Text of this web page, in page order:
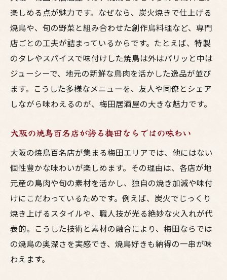
楽しめる点が魅力です。なぜなら、炭火焼きで仕上げる
焼鳥や、旬の野菜と組み合わせた創作鳥料理など、専門
店ごとの工夫が詰まっているからです。たとえば、特製
のタレやスパイスで味付けした焼鳥は外はパリッと中は
ジューシーで、地元の新鮮な鳥肉を活かした逸品が並び
ます。こうした多様なメニューを、友人や同僚とシェア
しながら味わえるのが、梅田居酒屋の大きな魅力です。
大阪の焼鳥百名店が誇る梅田ならではの味わい
大阪の焼鳥百名店が集まる梅田エリアでは、他にはない
個性豊かな味わいが楽しめます。その理由は、各店が地
元産の鳥肉や旬の素材を活かし、独自の焼き加減や味付
けにこだわっているためです。例えば、炭火でじっくり
焼き上げるスタイルや、職人技が光る絶妙な火入れが代
表的。こうした技術と素材の融合により、梅田ならでは
の焼鳥の奥深さを実感でき、焼鳥好きも納得の一串が味
わえます。